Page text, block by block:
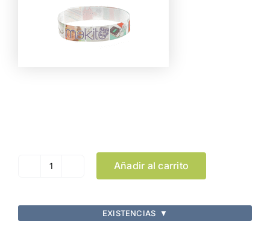
Cinta
Sublimationband
cantidad
Añadir al carrito
EXISTENCIAS ▼